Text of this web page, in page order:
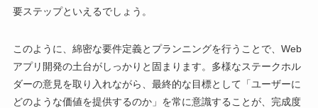
要ステップといえるでしょう。
このように、綿密な要件定義とプランニングを行うことで、Web
アプリ開発の土台がしっかりと固まります。多様なステークホル
ダーの意見を取り入れながら、最終的な目標として「ユーザーに
どのような価値を提供するのか」を常に意識することが、完成度